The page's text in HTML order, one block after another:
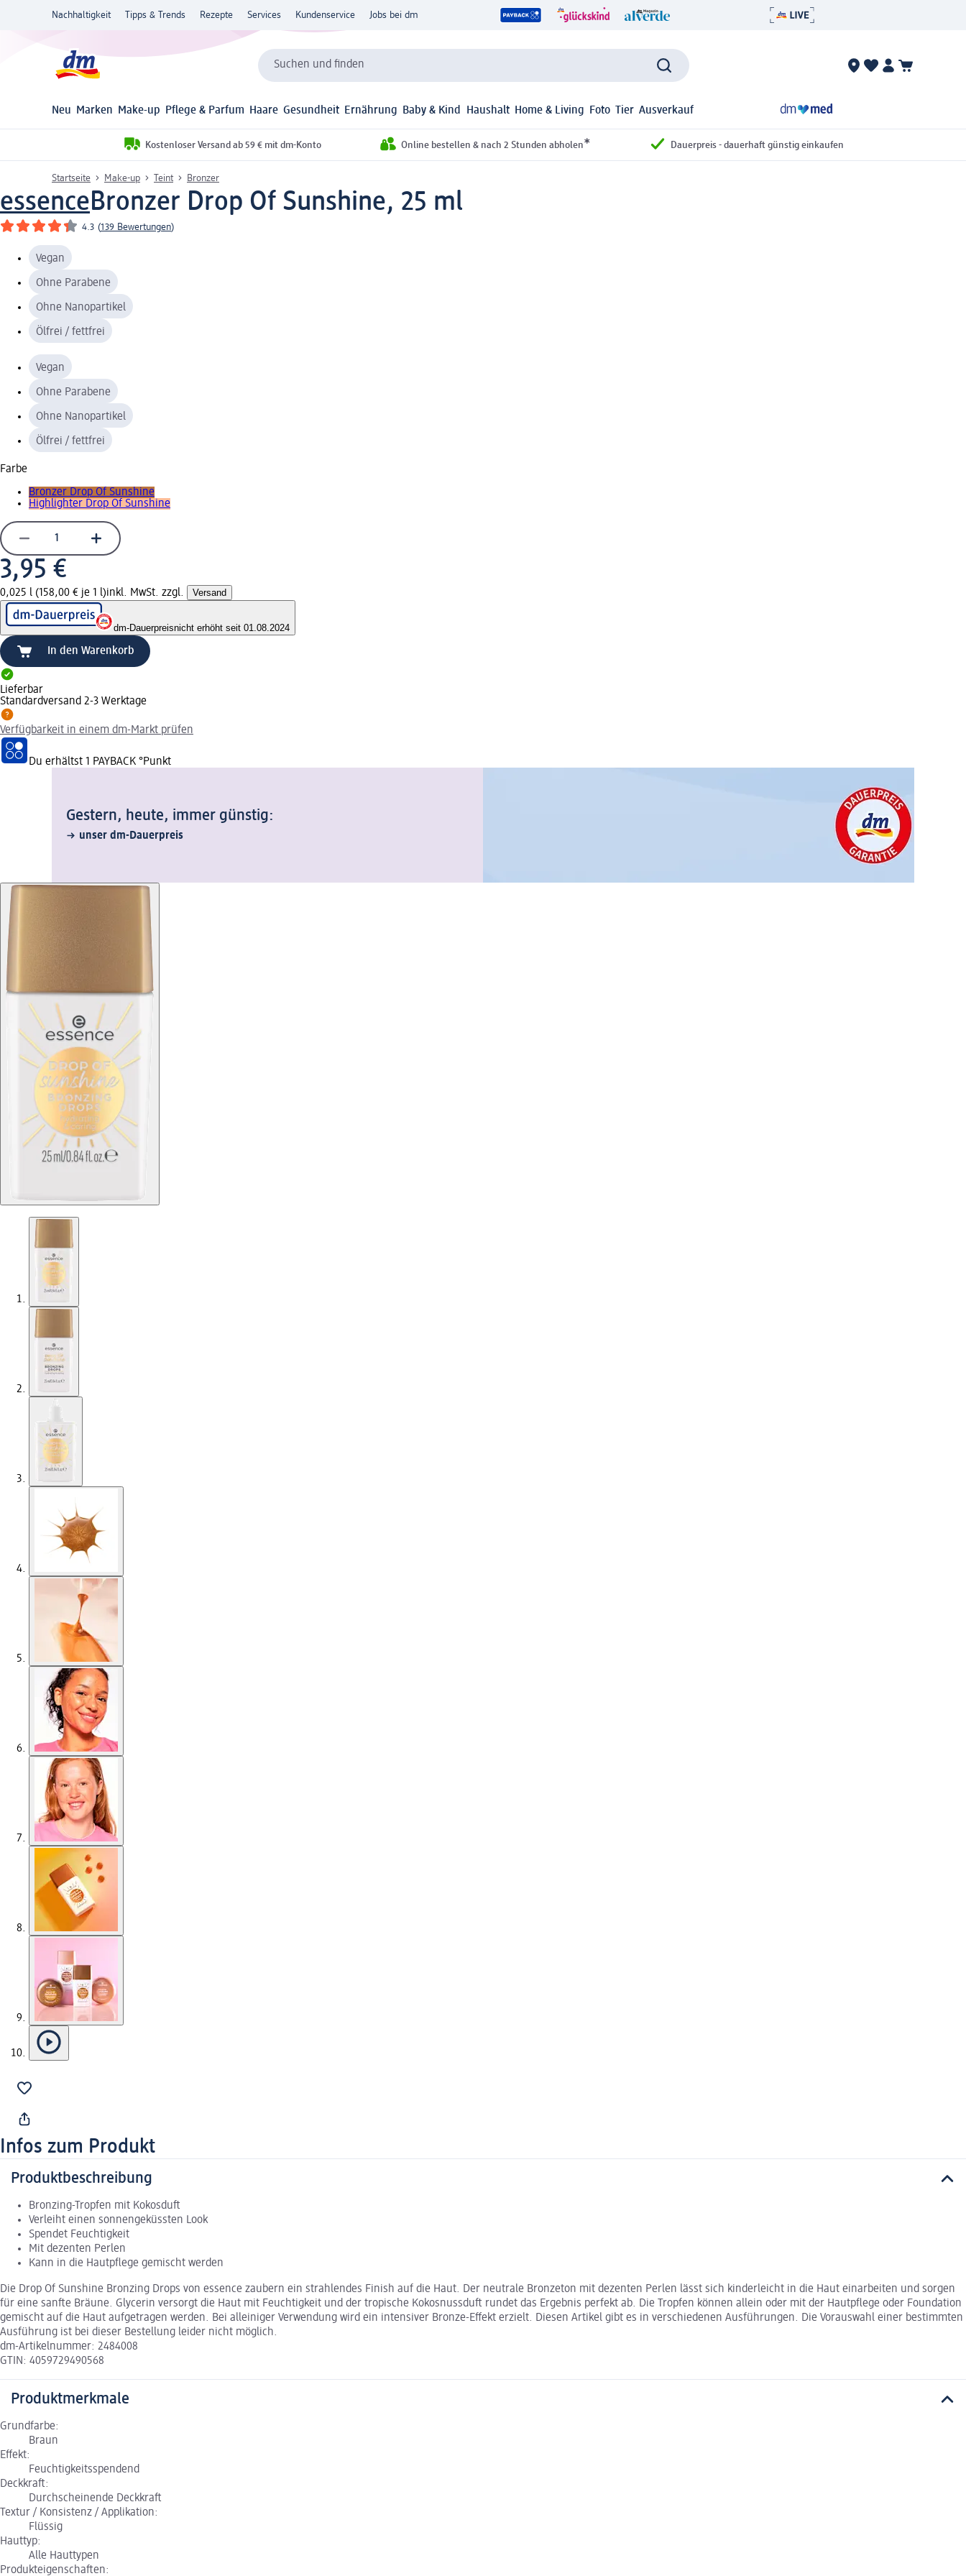
Nachhaltigkeit Tipps & Trends Rezepte Services Kundenservice Jobs bei dm
Suchen und finden
Neu Marken Make-up Pflege & Parfum Haare Gesundheit Ernährung Baby & Kind Haushalt Home & Living Foto Tier Ausverkauf
Kostenloser Versand ab 59 € mit dm-Konto Online bestellen & nach 2 Stunden abholen* Dauerpreis - dauerhaft günstig einkaufen
Startseite Make-up Teint Bronzer
essenceBronzer Drop Of Sunshine, 25 ml
4.3 (139 Bewertungen)
Vegan
Ohne Parabene
Ohne Nanopartikel
Ölfrei / fettfrei
Vegan
Ohne Parabene
Ohne Nanopartikel
Ölfrei / fettfrei
Farbe
Bronzer Drop Of Sunshine
Highlighter Drop Of Sunshine
3,95 €
0,025 l (158,00 € je 1 l)inkl. MwSt. zzgl. Versand
dm-Dauerpreisnicht erhöht seit 01.08.2024
In den Warenkorb
Lieferbar
Standardversand 2-3 Werktage
Verfügbarkeit in einem dm-Markt prüfen
Du erhältst 1 PAYBACK °Punkt
Gestern, heute, immer günstig:
unser dm-Dauerpreis
Infos zum Produkt
Produktbeschreibung
Bronzing-Tropfen mit Kokosduft
Verleiht einen sonnengeküssten Look
Spendet Feuchtigkeit
Mit dezenten Perlen
Kann in die Hautpflege gemischt werden
Die Drop Of Sunshine Bronzing Drops von essence zaubern ein strahlendes Finish auf die Haut. Der neutrale Bronzeton mit dezenten Perlen lässt sich kinderleicht in die Haut einarbeiten und sorgen
für eine sanfte Bräune. Glycerin versorgt die Haut mit Feuchtigkeit und der tropische Kokosnussduft rundet das Ergebnis perfekt ab. Die Tropfen können allein oder mit der Hautpflege oder Foundation
gemischt auf die Haut aufgetragen werden. Bei alleiniger Verwendung wird ein intensiver Bronze-Effekt erzielt. Diesen Artikel gibt es in verschiedenen Ausführungen. Die Vorauswahl einer bestimmten
Ausführung ist bei dieser Bestellung leider nicht möglich.
dm-Artikelnummer: 2484008
GTIN: 4059729490568
Produktmerkmale
Grundfarbe:
Braun
Effekt:
Feuchtigkeitsspendend
Deckkraft:
Durchscheinende Deckkraft
Textur / Konsistenz / Applikation:
Flüssig
Hauttyp:
Alle Hauttypen
Produkteigenschaften: